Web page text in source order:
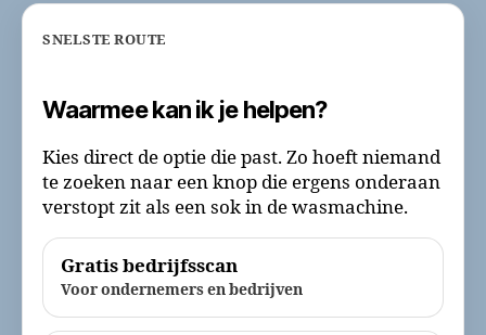
SNELSTE ROUTE
Waarmee kan ik je helpen?
Kies direct de optie die past. Zo hoeft niemand
te zoeken naar een knop die ergens onderaan
verstopt zit als een sok in de wasmachine.
Gratis bedrijfsscan
Voor ondernemers en bedrijven